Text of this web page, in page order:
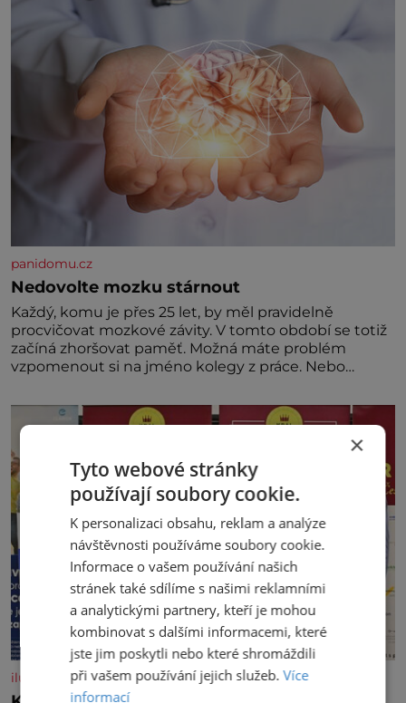
panidomu.cz
Nedovolte mozku stárnout
Každý, komu je přes 25 let, by měl pravidelně
procvičovat mozkové závity. V tomto období se totiž
začíná zhoršovat paměť. Možná máte problém
vzpomenout si na jméno kolegy z práce. Nebo
nedávno přečetli. Je to opravdu tak, s věkem jako
kdyby se paměť rozhodla stávkovat. Cvičte
iluxus.cz
×
Tyto webové stránky
používají soubory cookie.
K personalizaci obsahu, reklam a analýze
návštěvnosti používáme soubory cookie.
Informace o vašem používání našich
stránek také sdílíme s našimi reklamními
a analytickými partnery, kteří je mohou
kombinovat s dalšími informacemi, které
jste jim poskytli nebo které shromáždili
při vašem používání jejich služeb.Více
informací